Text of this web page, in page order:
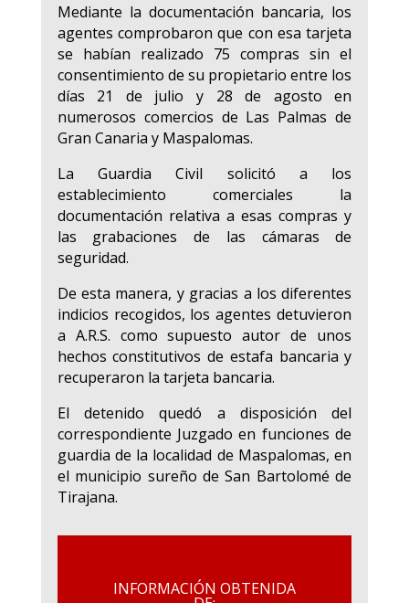
Mediante la documentación bancaria, los
agentes comprobaron que con esa tarjeta
se habían realizado 75 compras sin el
consentimiento de su propietario entre los
días 21 de julio y 28 de agosto en
numerosos comercios de Las Palmas de
Gran Canaria y Maspalomas.
La Guardia Civil solicitó a los
establecimiento comerciales la
documentación relativa a esas compras y
las grabaciones de las cámaras de
seguridad.
De esta manera, y gracias a los diferentes
indicios recogidos, los agentes detuvieron
a A.R.S. como supuesto autor de unos
hechos constitutivos de estafa bancaria y
recuperaron la tarjeta bancaria.
El detenido quedó a disposición del
correspondiente Juzgado en funciones de
guardia de la localidad de Maspalomas, en
el municipio sureño de San Bartolomé de
Tirajana.
INFORMACIÓN OBTENIDA